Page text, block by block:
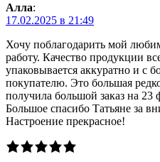
Алла:
17.02.2025 в 21:49
Хочу поблагодарить мой
работу. Качество продукции
упаковывается аккуратно и с
покупателю. Это большая
получила большой заказ на 23
Большое спасибо Татьяне за
Настроение прекрасное!